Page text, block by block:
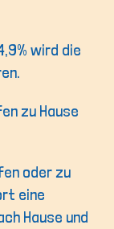
wird die
zu Hause
oder zu
eine
Hause und